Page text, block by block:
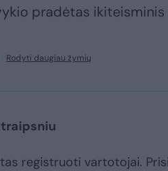
pradėtas
Rodyti daugiau žymių
registruoti vartotojai.